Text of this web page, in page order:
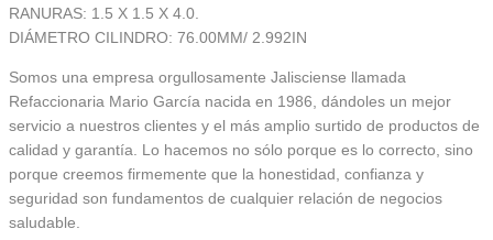
RANURAS: 1.5 X 1.5 X 4.0.
DIÁMETRO CILINDRO: 76.00MM/ 2.992IN
Somos una empresa orgullosamente Jalisciense llamada
Refaccionaria Mario García nacida en 1986, dándoles un mejor
servicio a nuestros clientes y el más amplio surtido de productos de
calidad y garantía. Lo hacemos no sólo porque es lo correcto, sino
porque creemos firmemente que la honestidad, confianza y
seguridad son fundamentos de cualquier relación de negocios
saludable.